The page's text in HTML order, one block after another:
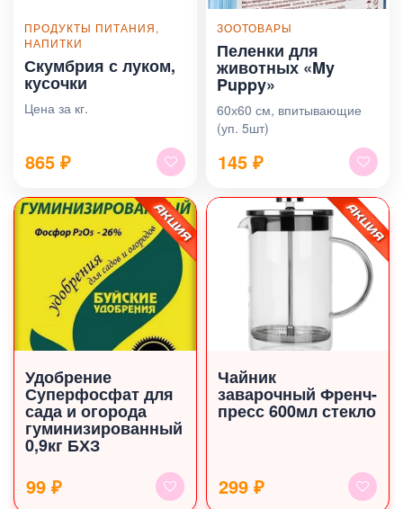
ПРОДУКТЫ ПИТАНИЯ,
НАПИТКИ
Скумбрия с луком,
кусочки
Цена за кг.
865 ₽
ЗООТОВАРЫ
Пеленки для
животных «My
Puppy»
60х60 см, впитывающие
(уп. 5шт)
145 ₽
Удобрение
Суперфосфат для
сада и огорода
гуминизированный
0,9кг БХЗ
99 ₽
Чайник
заварочный Френч-
пресс 600мл стекло
299 ₽